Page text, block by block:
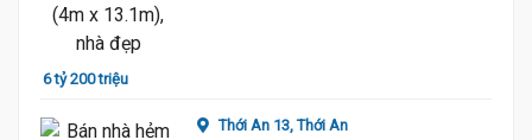
6 tỷ 200 triệu
Thới An 13,Thới An